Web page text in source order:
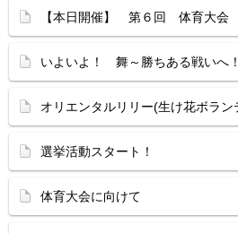
【本日開催】 第６回 体育大会
いよいよ！ 舞～勝ちある戦いへ！
オリエンタルリリー(生け花ボラン
選挙活動スタート！
体育大会に向けて